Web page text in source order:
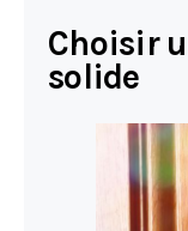
Choisir
solide